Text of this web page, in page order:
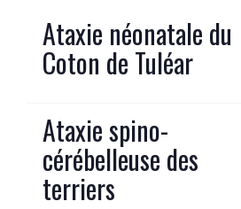
Ataxie néonatale du
Coton de Tuléar
Ataxie spino-
cérébelleuse des
terriers